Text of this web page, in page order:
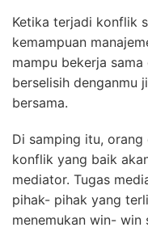
Ketika terjadi konflik
kemampuan
mampu bekerja
berselisih denganmu
bersama.
Di samping itu, orang
konflik yang baik
mediator. Tugas
pihak- pihak yang
menemukan win- win